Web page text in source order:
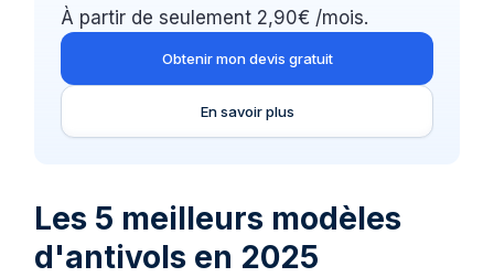
À partir de seulement 2,90€ /mois.
Obtenir mon devis gratuit
En savoir plus
Les 5 meilleurs modèles
d'antivols en 2025